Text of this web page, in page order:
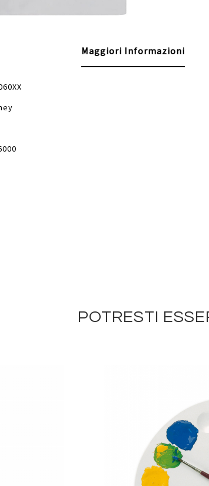
Maggiori Informazioni
POTRESTI